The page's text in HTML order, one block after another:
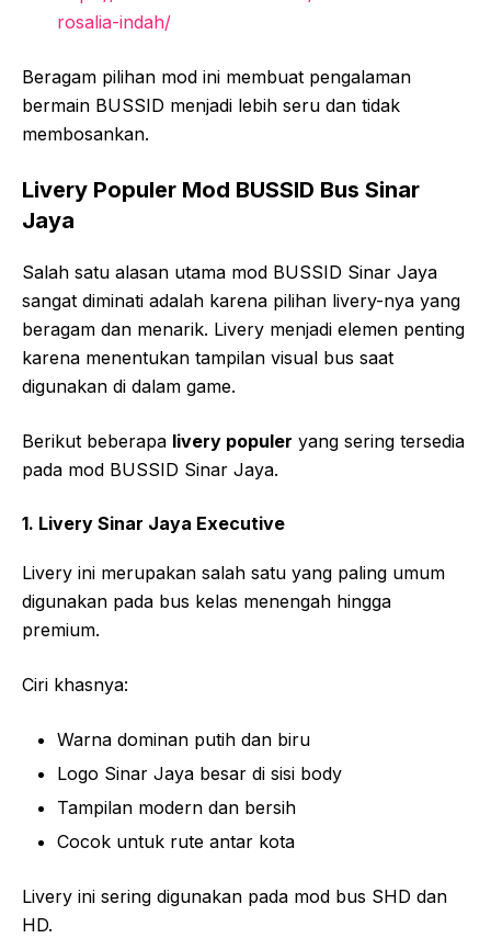
rosalia-indah/
Beragam pilihan mod ini membuat pengalaman
bermain BUSSID menjadi lebih seru dan tidak
membosankan.
Livery Populer Mod BUSSID Bus Sinar
Jaya
Salah satu alasan utama mod BUSSID Sinar Jaya
sangat diminati adalah karena pilihan livery-nya yang
beragam dan menarik. Livery menjadi elemen penting
karena menentukan tampilan visual bus saat
digunakan di dalam game.
Berikut beberapa livery populer yang sering tersedia
pada mod BUSSID Sinar Jaya.
1. Livery Sinar Jaya Executive
Livery ini merupakan salah satu yang paling umum
digunakan pada bus kelas menengah hingga
premium.
Ciri khasnya:
Warna dominan putih dan biru
Logo Sinar Jaya besar di sisi body
Tampilan modern dan bersih
Cocok untuk rute antar kota
Livery ini sering digunakan pada mod bus SHD dan
HD.